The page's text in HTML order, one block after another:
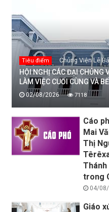
Tiêu điểm Chủng Viện Lê
HỘI NGHỊ CÁC ĐẠI CHỦNG
LÀM VIỆC CUỐI CÙNG VÀ
02/08/2026 7118
Cáo
Mai
Thị
Thánh
trong
04/
Giáo